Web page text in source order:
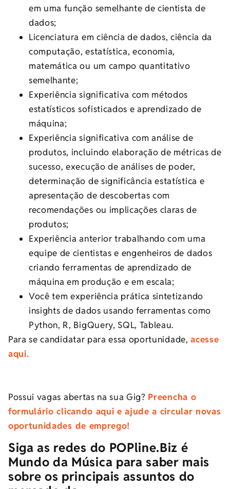
em uma função semelhante de cientista de
dados;
Licenciatura em ciência de dados, ciência da
computação, estatística, economia,
matemática ou um campo quantitativo
semelhante;
Experiência significativa com métodos
estatísticos sofisticados e aprendizado de
máquina;
Experiência significativa com análise de
produtos, incluindo elaboração de métricas de
sucesso, execução de análises de poder,
determinação de significância estatística e
apresentação de descobertas com
recomendações ou implicações claras de
produtos;
Experiência anterior trabalhando com uma
equipe de cientistas e engenheiros de dados
criando ferramentas de aprendizado de
máquina em produção e em escala;
Você tem experiência prática sintetizando
insights de dados usando ferramentas como
Python, R, BigQuery, SQL, Tableau.
Para se candidatar para essa oportunidade,acesse
aqui.
Possui vagas abertas na sua Gig? Preencha o
formulário clicando aqui e ajude a circular novas
oportunidades de emprego!
Siga as redes do POPline.Biz é
Mundo da Música para saber mais
sobre os principais assuntos do